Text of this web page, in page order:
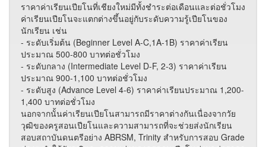
ราคาค่าเรียนเปียโนที่เชียงใหม่มีทั้งชำระต่อเดือนและต่อชั่วโมง
ค่าเรียนเปียโนจะแตกต่างขึ้นอยู่กับระดับความรู้เปียโนของ
นักเรียน เช่น
- ระดับเริ่มต้น (Beginner Level A-C,1A-1B) ราคาค่าเรียน
ประมาณ 500-800 บาทต่อชั่วโมง
- ระดับกลาง (Intermediate Level D-F, 2-3) ราคาค่าเรียน
ประมาณ 900-1,100 บาทต่อชั่วโมง
- ระดับสูง (Advance Level 4-6) ราคาค่าเรียนประมาณ 1,200-
1,400 บาทต่อชั่วโมง
นอกจากนั้นค่าเรียนเปียโนสามารถมีราคาต่างกันเนื่องจากวัย
วุฒิของครูสอนเปียโนและความสามารถที่จะช่วยส่งนักเรียน
สอบสถาบันดนตรีอย่าง ABRSM, Trinity สำหรับการสอบ Grade